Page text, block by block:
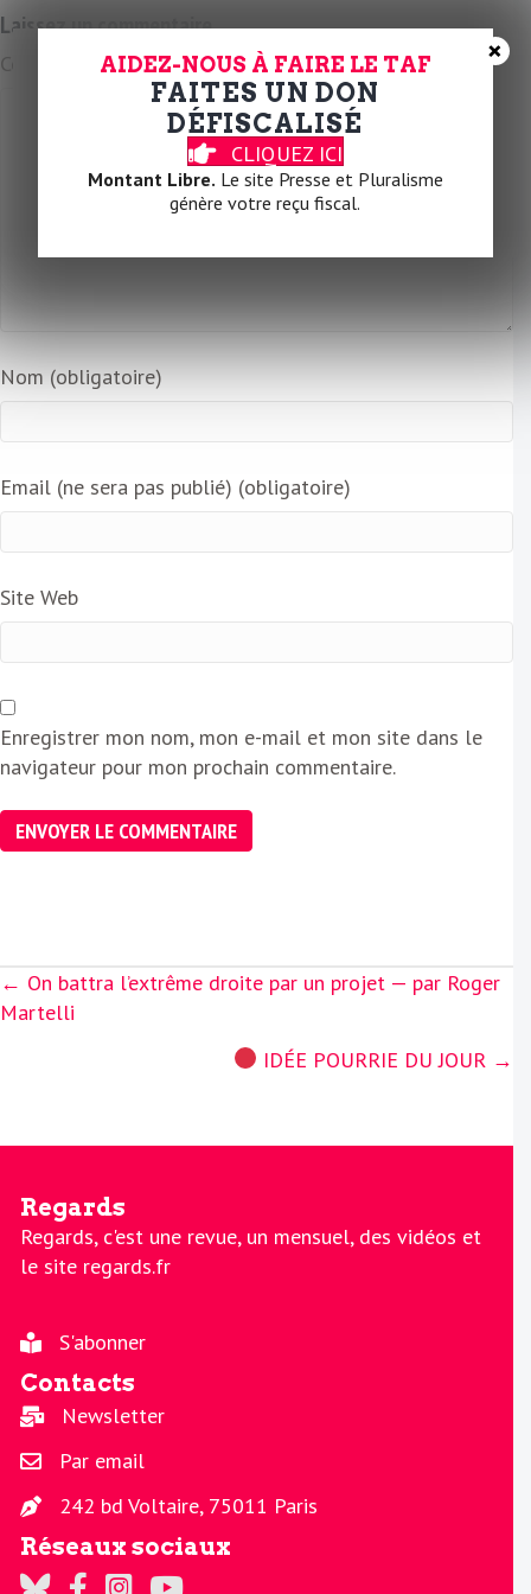
i
Laissez un commentaire
Commentaire
Nom (obligatoire)
Email (ne sera pas publié) (obligatoire)
Site Web
Enregistrer mon nom, mon e-mail et mon site dans le
navigateur pour mon prochain commentaire.
Posts
navigation
← On battra l’extrême droite par un projet — par Roger
Martelli
IDÉE POURRIE DU JOUR →
Regards
Regards, c'est une revue, un mensuel, des vidéos et
le site regards.fr
S'abonner
Contacts
Newsletter
Par email
242 bd Voltaire, 75011 Paris
Réseaux sociaux
Regards sur Twitter
Regards sur Facebook
Regards sur Instagram
La chaine Regards sur Youtube
AIDEZ-NOUS À FAIRE LE TAF
FAITES UN DON
DÉFISCALISÉ
CLIQUEZ ICI
Montant Libre. Le site Presse et Pluralisme
génère votre reçu fiscal.
×